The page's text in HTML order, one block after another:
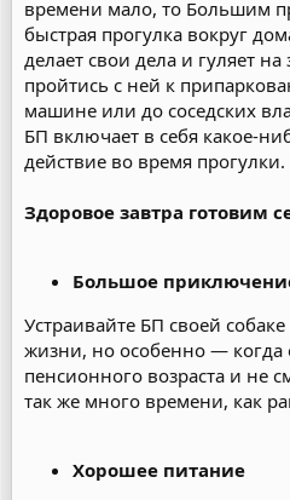
времени мало, то Большим
быстрая прогулка вокруг
делает свои дела и гуляет
пройтись с ней к
машине или до соседских
БП включает в себя какое-
действие во время прогулки.
Здоровое завтра готовим
Большое
Устраивайте БП своей
жизни, но особенно — когда
пенсионного возраста и не
так же много времени, как
Хорошее питание